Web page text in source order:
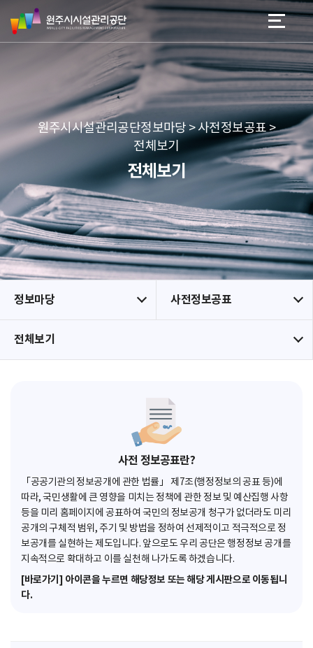
네
본문 바로가기
메뉴 바로가기
원
주
시
리
공
단
원주시시설관리공단정보마당 > 사전정보공표 >
전체보기
전체보기
정보마당 사전정보공표
전체보기
사전 정보공표란?
「공공기관의 정보공개에 관한 법률」 제7조(행정정보의 공표 등)에
따라, 국민생활에 큰 영향을 미치는 정책에 관한 정보 및 예산집행 사항
등을 미리 홈페이지에 공표하여 국민의 정보공개 청구가 없더라도 미리
공개의 구체적 범위, 주기 및 방법을 정하여 선제적이고 적극적으로 정
보공개를 실현하는 제도입니다. 앞으로도 우리 공단은 행정정보 공개를
지속적으로 확대하고 이를 실천해 나가도록 하겠습니다.
[바로가기] 아이콘을 누르면 해당정보 또는 해당 게시판으로 이동됩니
다.